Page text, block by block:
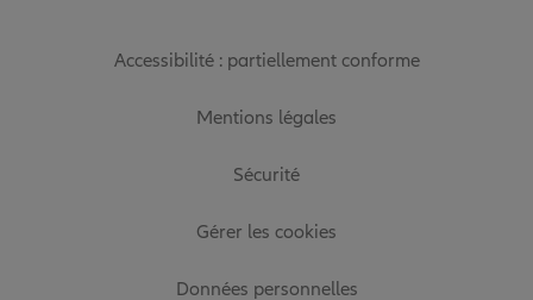
Accessibilité : partiellement conforme
Mentions légales
Sécurité
Gérer les cookies
Données personnelles